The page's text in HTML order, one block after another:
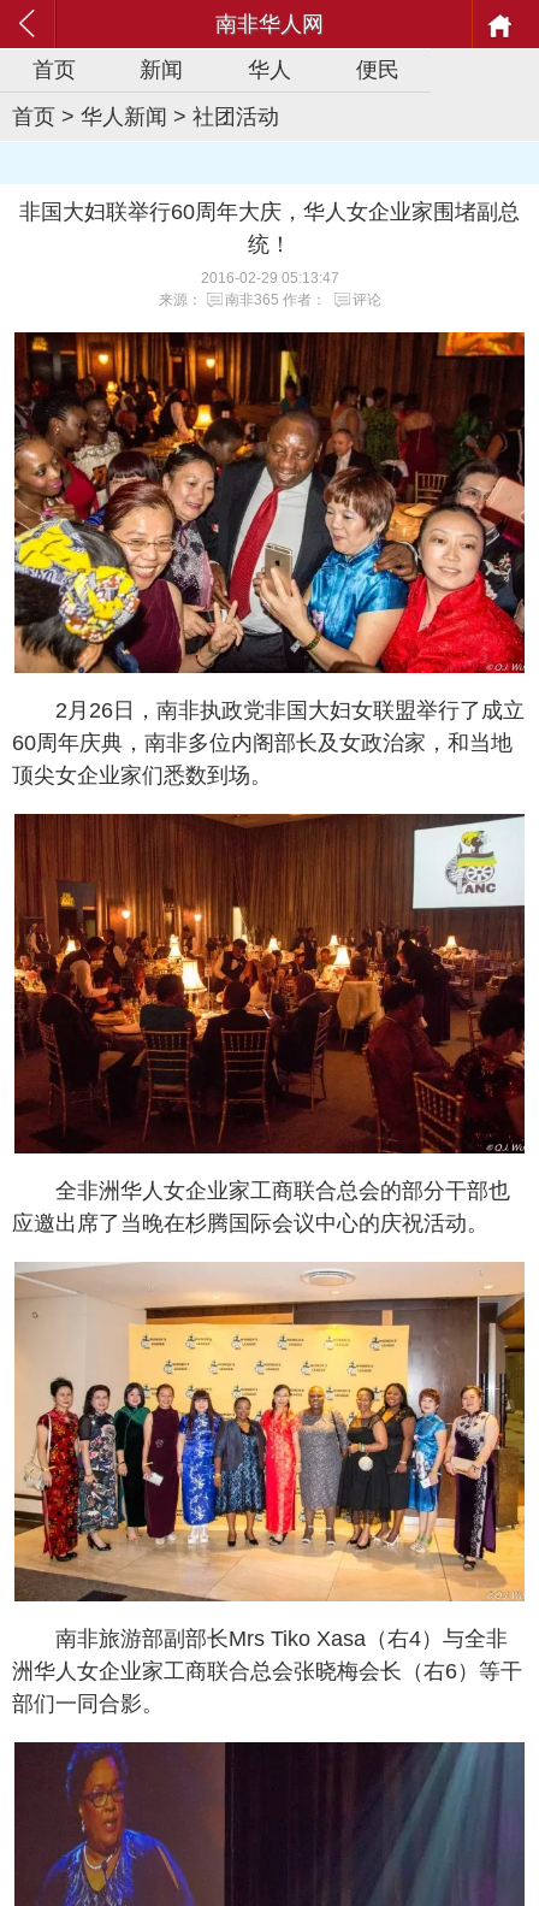
南非华人网
首页
新闻 华人
便民
首页 > 华人新闻 > 社团活动
非国大妇联举行60周年大庆，华人女企业家围堵副总
统！
2016-02-29 05:13:47
来源：
南非365 作者： 评论
2月26日，南非执政党非国大妇女联盟举行了成立
60周年庆典，南非多位内阁部长及女政治家，和当地
顶尖女企业家们悉数到场。
全非洲华人女企业家工商联合总会的部分干部也
应邀出席了当晚在杉腾国际会议中心的庆祝活动。
南非旅游部副部长Mrs Tiko Xasa（右4）与全非
洲华人女企业家工商联合总会张晓梅会长（右6）等干
部们一同合影。